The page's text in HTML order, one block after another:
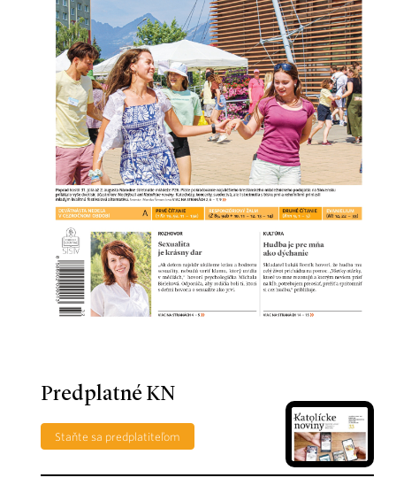
Predplatné KN
Staňte sa predplatiteľom